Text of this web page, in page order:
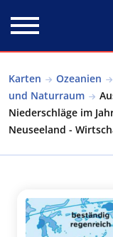
Karten Ozeanien
und Naturraum
Niederschläge im
Neuseeland -